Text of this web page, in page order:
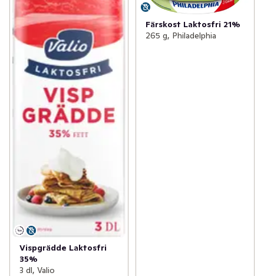
Vispgrädde Laktosfri
35%
3 dl, Valio
Färskost Laktosfri 21%
265 g, Philadelphia